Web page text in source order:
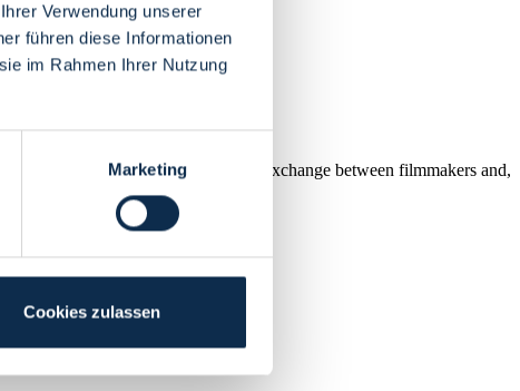
Verwendung unserer
führen diese Informationen
im Rahmen Ihrer Nutzung
Marketing
Cookies zulassen
an inspiring, inviting place for exchange between filmmakers and,